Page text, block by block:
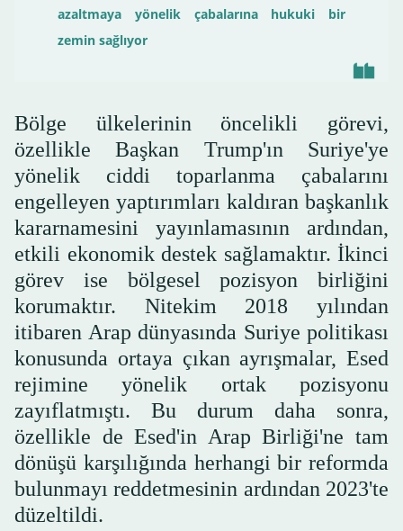
azaltmaya yönelik çabalarına hukuki bir
zemin sağlıyor
Bölge ülkelerinin öncelikli görevi,
özellikle Başkan Trump'ın Suriye'ye
yönelik ciddi toparlanma çabalarını
engelleyen yaptırımları kaldıran başkanlık
kararnamesini yayınlamasının ardından,
etkili ekonomik destek sağlamaktır. İkinci
görev ise bölgesel pozisyon birliğini
korumaktır. Nitekim 2018 yılından
itibaren Arap dünyasında Suriye politikası
konusunda ortaya çıkan ayrışmalar, Esed
rejimine yönelik ortak pozisyonu
zayıflatmıştı. Bu durum daha sonra,
özellikle de Esed'in Arap Birliği'ne tam
dönüşü karşılığında herhangi bir reformda
bulunmayı reddetmesinin ardından 2023'te
düzeltildi.